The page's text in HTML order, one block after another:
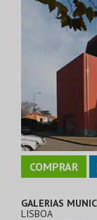
COMPRAR
GALERIAS
LISBOA